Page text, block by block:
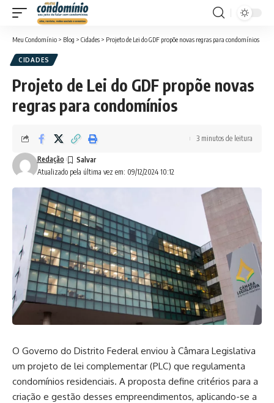
Meu Condomínio > Blog > Cidades > Projeto de Lei do GDF propõe novas regras para condomínios
CIDADES
Projeto de Lei do GDF propõe novas
regras para condomínios
Atualizado pela última vez em: 09/12/2024 10:12
Redação
3 minutos de leitura
O Governo do Distrito Federal enviou à Câmara Legislativa
um projeto de lei complementar (PLC) que regulamenta
condomínios residenciais. A proposta define critérios para a
criação e gestão desses empreendimentos, aplicando-se a